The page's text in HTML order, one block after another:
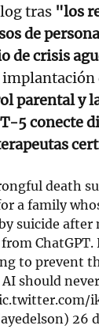
tras "los
de
de crisis
parental y
5 conecte
death
a family
suicide after
ChatGPT.
to prevent
should
26